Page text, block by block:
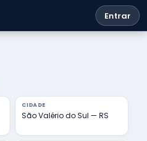
Entrar
CIDADE
São Valério do Sul — RS